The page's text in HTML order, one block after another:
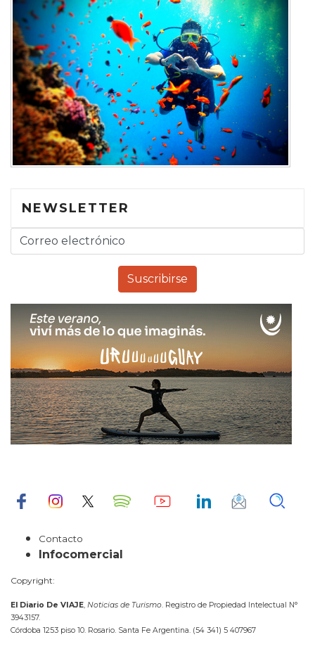
NEWSLETTER
Contacto
Infocomercial
Copyright:
El Diario De VIAJE Noticias de Turismo . Registro de Propiedad Intelectual N°
3943157.
Córdoba 1253 piso 10. Rosario. Santa Fe Argentina. (54 341) 5 407967